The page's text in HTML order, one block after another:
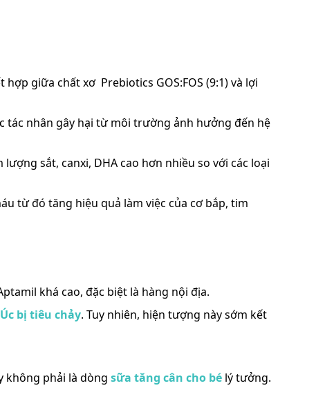
giữa chất xơ Prebiotics GOS:FOS (9:1) và lợi
tác nhân gây hại từ môi trường ảnh hưởng đến hệ
sắt, canxi, DHA cao hơn nhiều so với các loại
từ đó tăng hiệu quả làm việc của cơ bắp, tim
khá cao, đặc biệt là hàng nội địa.
bị tiêu chảy. Tuy nhiên, hiện tượng này sớm kết
không phải là dòngsữa tăng cân cho bé lý tưởng.